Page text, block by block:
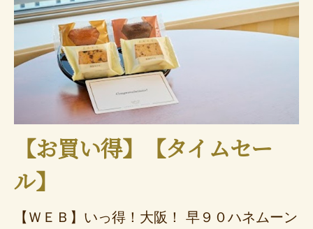
【お買い得】【タイムセー
ル】
【ＷＥＢ】いっ得！大阪！ 早９０ハネムーン